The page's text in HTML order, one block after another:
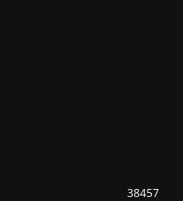
38457